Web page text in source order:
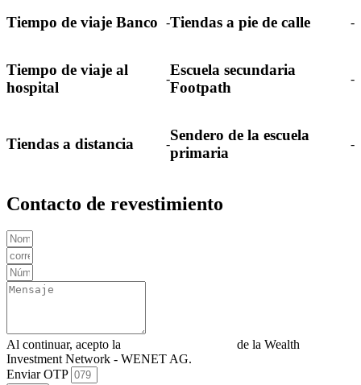
Tiempo de viaje Banco -Tiendas a pie de calle -
Tiempo de viaje al
hospital
-Escuela secundaria
Footpath
-
Tiendas a distancia -Sendero de la escuela
primaria
-
Contacto de revestimiento
Al continuar, acepto la
de la Wealth
Investment Network - WENET AG.
Enviar OTP